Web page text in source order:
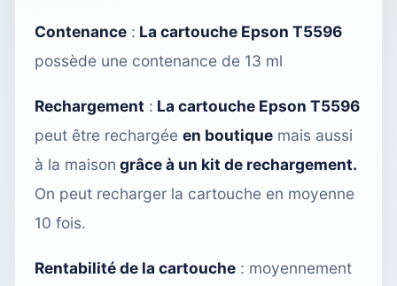
Contenance : La cartouche Epson T5596
possède une contenance de 13 ml
Rechargement : La cartouche Epson T5596
peut être rechargée en boutique mais aussi
à la maison grâce à un kit de rechargement.
On peut recharger la cartouche en moyenne
10 fois.
Rentabilité de la cartouche : moyennement